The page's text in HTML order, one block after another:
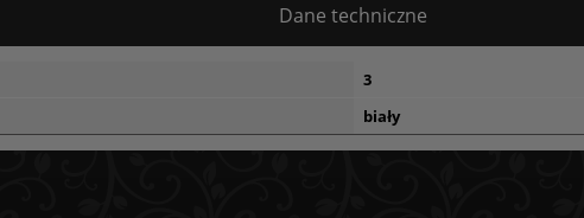
Dane techniczne
3
biały